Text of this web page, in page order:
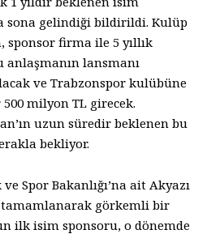
sona gelindiği bildirildi. Kulüp
sponsor firma ile 5 yıllık
anlaşmanın lansmanı
ve Trabzonspor kulübüne
milyon TL girecek.
uzun süredir beklenen bu
bekliyor.
Spor Bakanlığı’na ait Akyazı
tamamlanarak görkemli bir
ilk isim sponsoru, o dönemde